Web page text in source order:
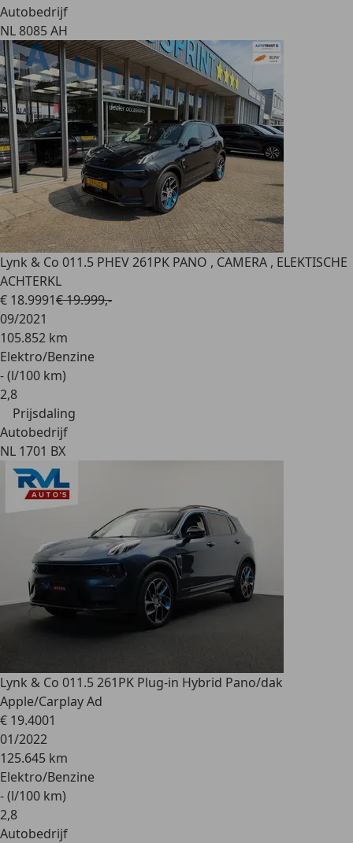
Autobedrijf
NL 8085 AH
Lynk & Co 011.5 PHEV 261PK PANO , CAMERA , ELEKTISCHE
ACHTERKL
€ 18.9991€ 19.999,-
09/2021
105.852 km
Elektro/Benzine
- (l/100 km)
2,8
Prijsdaling
Autobedrijf
NL 1701 BX
Lynk & Co 011.5 261PK Plug-in Hybrid Pano/dak
Apple/Carplay Ad
€ 19.4001
01/2022
125.645 km
Elektro/Benzine
- (l/100 km)
2,8
Autobedrijf